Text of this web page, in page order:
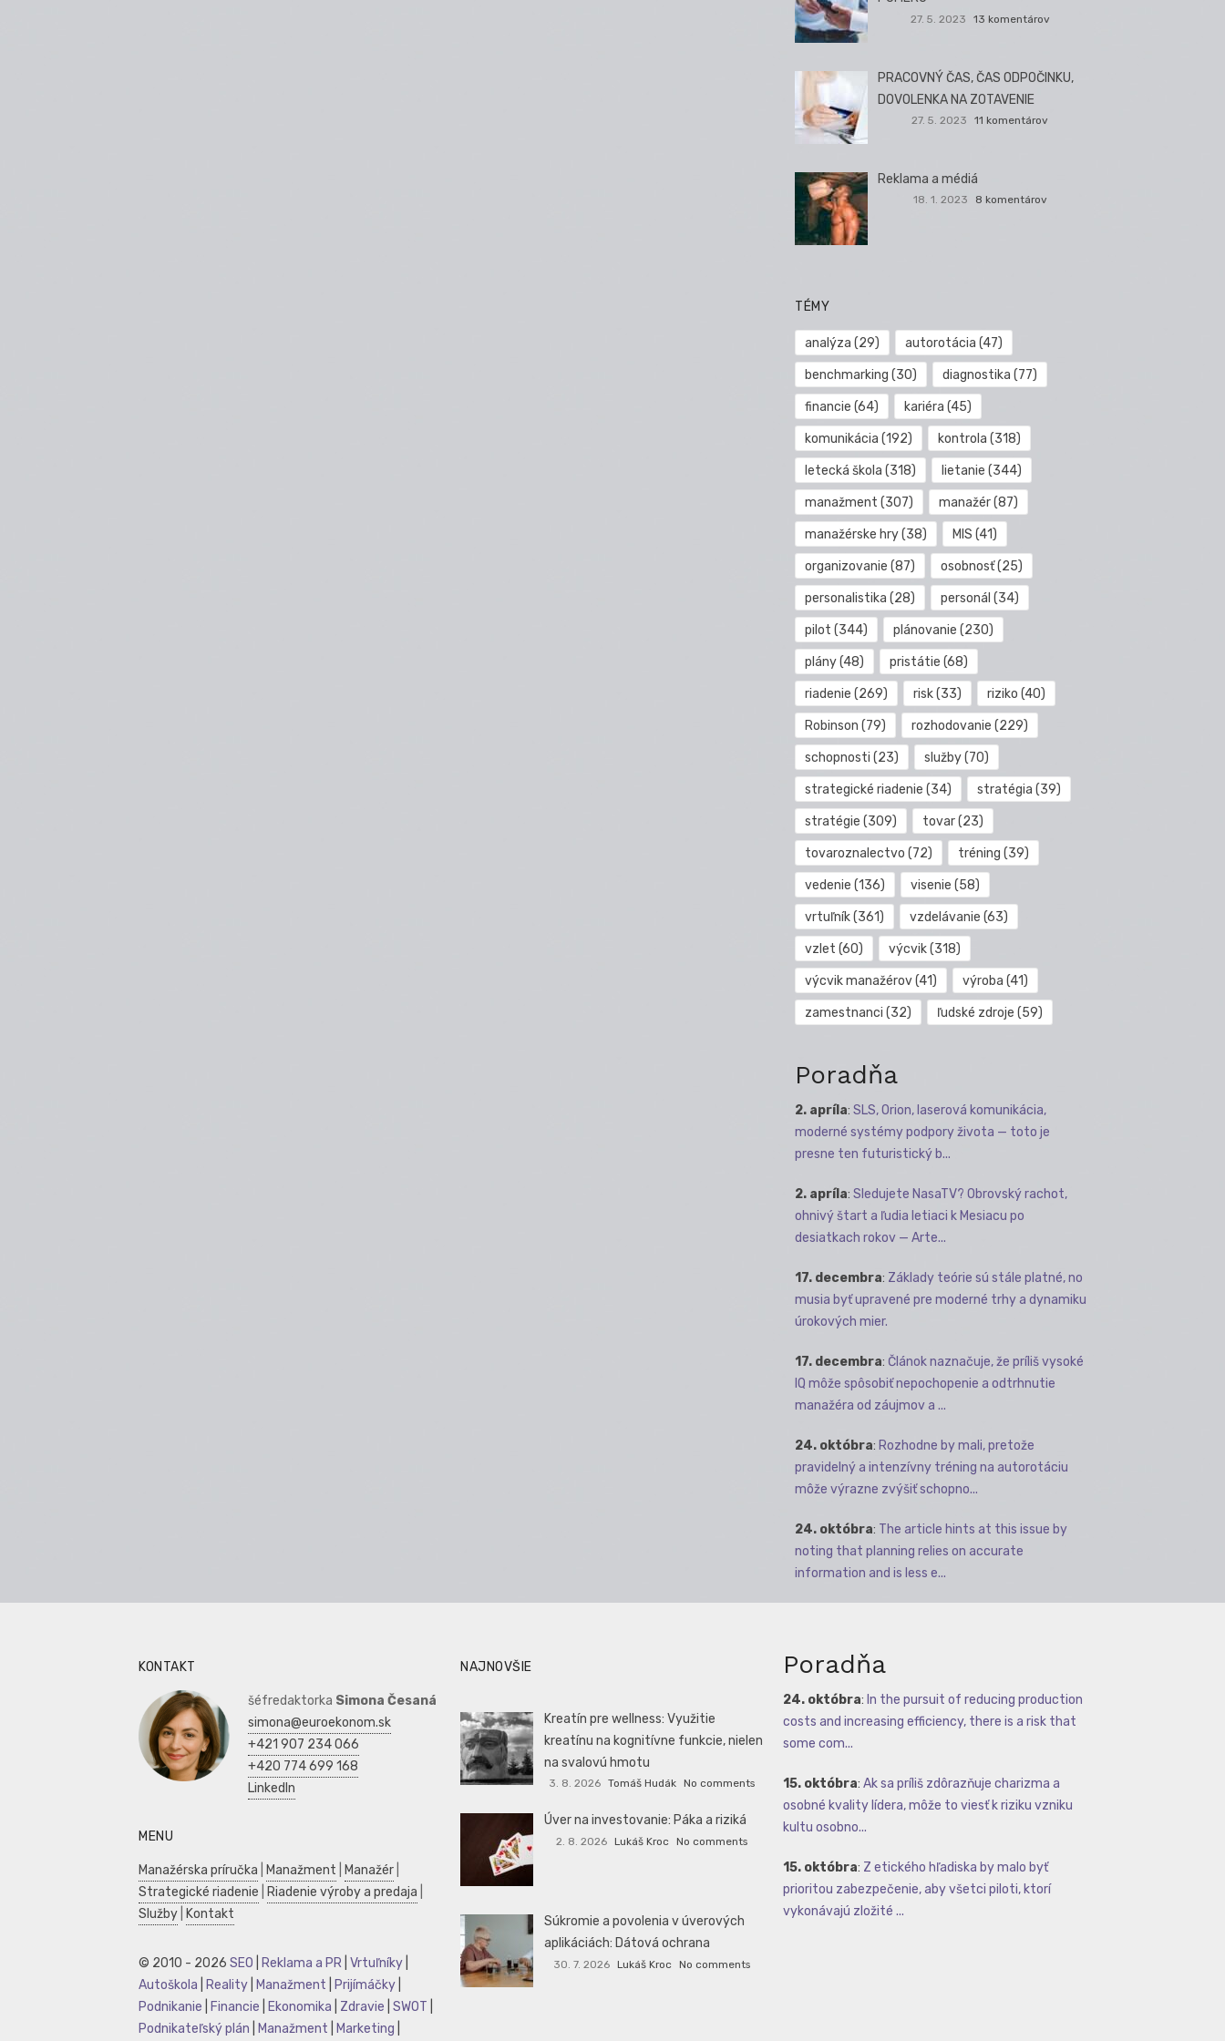
27. 5. 2023 13 komentárov
PRACOVNÝ ČAS, ČAS ODPOČINKU,
DOVOLENKA NA ZOTAVENIE
27. 5. 2023 11 komentárov
Reklama a médiá
18. 1. 2023 8 komentárov
TÉMY
analýza (29) autorotácia (47)
benchmarking (30) diagnostika (77)
financie (64) kariéra (45)
komunikácia (192) kontrola (318)
letecká škola (318) lietanie (344)
manažment (307) manažér(87)
manažérske hry(38) MIS (41)
organizovanie (87) osobnosť(25)
personalistika (28) personál (34)
pilot (344) plánovanie (230)
plány(48) pristátie (68)
riadenie (269) risk(33) riziko (40)
Robinson (79) rozhodovanie (229)
schopnosti (23) služby(70)
strategické riadenie (34) stratégia (39)
stratégie (309) tovar(23)
tovaroznalectvo (72) tréning (39)
vedenie (136) visenie (58)
vrtuľník(361) vzdelávanie (63)
vzlet (60) výcvik(318)
výcvik manažérov(41) výroba (41)
zamestnanci (32) ľudské zdroje (59)
Poradňa
2. apríla: SLS, Orion, laserová komunikácia,
moderné systémy podpory života — toto je
presne ten futuristický b...
2. apríla: Sledujete NasaTV? Obrovský rachot,
ohnivý štart a ľudia letiaci k Mesiacu po
desiatkach rokov — Arte...
17. decembra: Základy teórie sú stále platné, no
musia byť upravené pre moderné trhy a dynamiku
úrokových mier.
17. decembra: Článok naznačuje, že príliš vysoké
IQ môže spôsobiť nepochopenie a odtrhnutie
manažéra od záujmov a ...
24. októbra: Rozhodne by mali, pretože
pravidelný a intenzívny tréning na autorotáciu
môže výrazne zvýšiť schopno...
24. októbra: The article hints at this issue by
noting that planning relies on accurate
information and is less e...
KONTAKT
šéfredaktorka Simona Česaná
simona@euroekonom.sk
+421 907 234 066
+420 774 699 168
LinkedIn
MENU
Manažérska príručka Manažment Manažér
Strategické riadenie
Riadenie výroby a predaja
Služby
Kontakt
© 2010 - 2026 SEO Reklama a PR Vrtuľníky
Autoškola
Reality Manažment Prijímáčky
Podnikanie
Financie Ekonomika Zdravie SWOT
Podnikateľský plán
Manažment Marketing
NAJNOVŠIE
Kreatín pre wellness: Využitie
kreatínu na kognitívne funkcie, nielen
na svalovú hmotu
3. 8. 2026 Tomáš Hudák No comments
Úver na investovanie: Páka a riziká
2. 8. 2026 Lukáš Kroc No comments
Súkromie a povolenia v úverových
aplikáciách: Dátová ochrana
30. 7. 2026 Lukáš Kroc No comments
Poradňa
24. októbra: In the pursuit of reducing production
costs and increasing efficiency, there is a risk that
some com...
15. októbra: Ak sa príliš zdôrazňuje charizma a
osobné kvality lídera, môže to viesť k riziku vzniku
kultu osobno...
15. októbra: Z etického hľadiska by malo byť
prioritou zabezpečenie, aby všetci piloti, ktorí
vykonávajú zložité ...